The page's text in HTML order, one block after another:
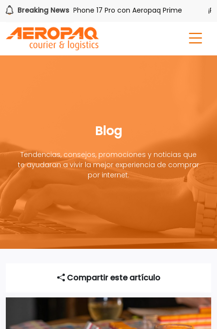
Breaking News
uno de tres iPhone 17 Pro con Aeropaq Prime
Blog
Tendencias, consejos, promociones y noticias que
te ayudaran a vivir la mejor experiencia de comprar
por internet.
Compartir este artículo